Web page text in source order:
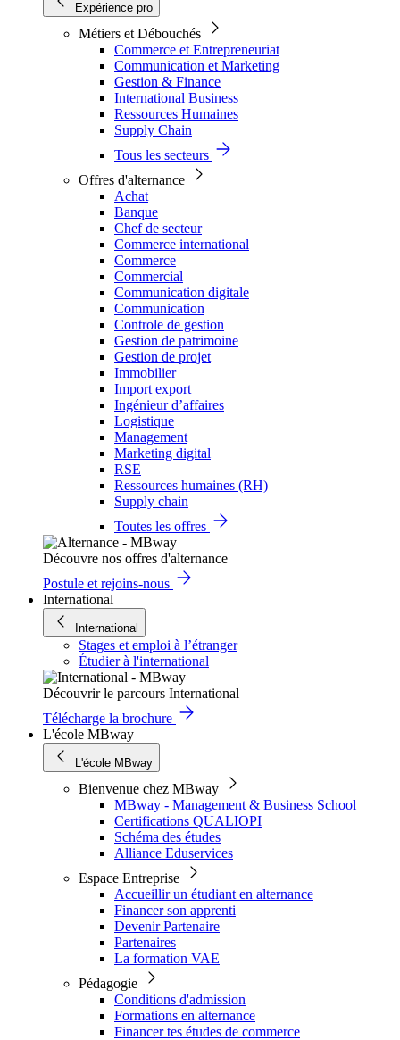
Expérience pro
Métiers et Débouchés
Commerce et Entrepreneuriat
Communication et Marketing
Gestion & Finance
International Business
Ressources Humaines
Supply Chain
Tous les secteurs
Offres d'alternance
Achat
Banque
Chef de secteur
Commerce international
Commerce
Commercial
Communication digitale
Communication
Controle de gestion
Gestion de patrimoine
Gestion de projet
Immobilier
Import export
Ingénieur d’affaires
Logistique
Management
Marketing digital
RSE
Ressources humaines (RH)
Supply chain
Toutes les offres
Découvre nos offres d'alternance
Postule et rejoins-nous
International
International
Stages et emploi à l’étranger
Étudier à l'international
Découvrir le parcours International
Télécharge la brochure
L'école MBway
L'école MBway
Bienvenue chez MBway
MBway - Management & Business School
Certifications QUALIOPI
Schéma des études
Alliance Eduservices
Espace Entreprise
Accueillir un étudiant en alternance
Financer son apprenti
Devenir Partenaire
Partenaires
La formation VAE
Pédagogie
Conditions d'admission
Formations en alternance
Financer tes études de commerce